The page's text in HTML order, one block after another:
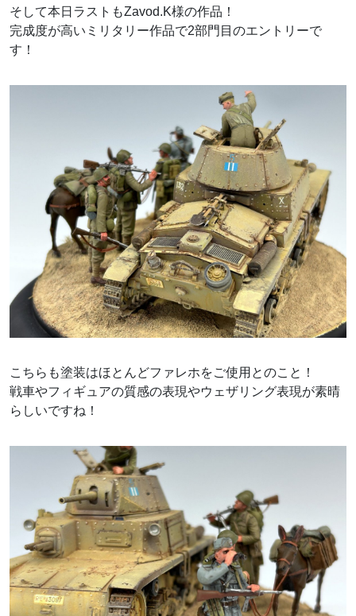
そして本日ラストもZavod.K様の作品！
完成度が高いミリタリー作品で2部門目のエントリーで
す！
こちらも塗装はほとんどファレホをご使用とのこと！
戦車やフィギュアの質感の表現やウェザリング表現が素晴
らしいですね！